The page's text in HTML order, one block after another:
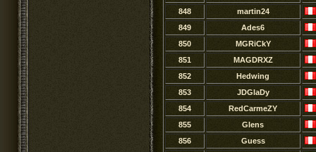
848
martin24
849
Ades6
850
MGRiCkY
851
MAGDRXZ
852
Hedwing
853
JDGlaDy
854
RedCarmeZY
855
Glens
856
Guess